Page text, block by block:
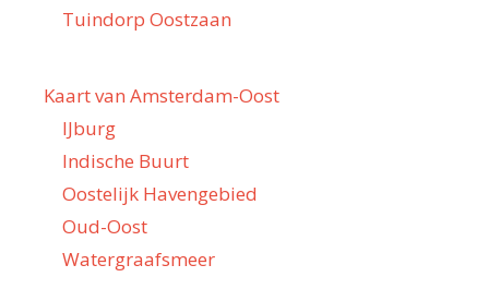
Tuindorp Oostzaan
Kaart van Amsterdam-Oost
IJburg
Indische Buurt
Oostelijk Havengebied
Oud-Oost
Watergraafsmeer